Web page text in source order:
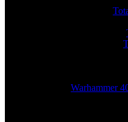
Warhammer